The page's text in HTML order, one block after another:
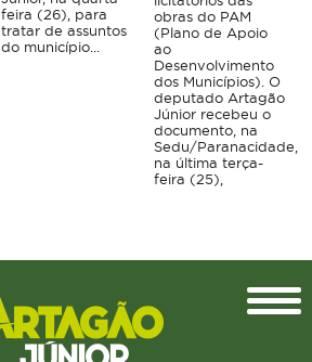
feira (26), para
tratar de assuntos
do município...
obras do PAM
(Plano de Apoio
ao
Desenvolvimento
dos Municípios). O
deputado Artagão
Júnior recebeu o
documento, na
Sedu/Paranacidade,
na última terça-
feira (25),